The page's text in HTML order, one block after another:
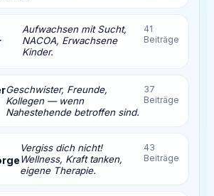
Aufwachsen mit Sucht,
NACOA, Erwachsene
Kinder.
41
Beiträge
Geschwister, Freunde,
Kollegen — wenn
Nahestehende betroffen sind.
37
Beiträge
Vergiss dich nicht!
Wellness, Kraft tanken,
eigene Therapie.
43
Beiträge